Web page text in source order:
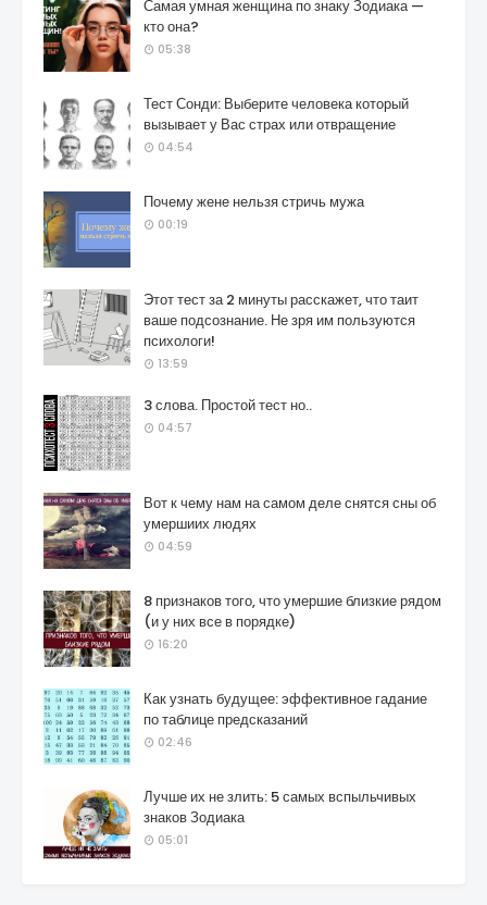
Самая умная женщина по знаку Зодиака —
кто она?
05:38
Тест Сонди: Выберите человека который
вызывает у Вас страх или отвращение
04:54
Почему жене нельзя стричь мужа
00:19
Этот тест за 2 минуты расскажет, что таит
ваше подсознание. Не зря им пользуются
психологи!
13:59
3 слова. Простой тест но..
04:57
Вот к чему нам на самом деле снятся сны об
умершиих людях
04:59
8 признаков того, что умершие близкие рядом
(и у них все в порядке)
16:20
Как узнать будущее: эффективное гадание
по таблице предсказаний
02:46
Лучше их не злить: 5 самых вспыльчивых
знаков Зодиака
05:01